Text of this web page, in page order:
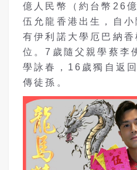
億人民幣（約台幣26
伍允龍香港出生，自
有伊利諾大學厄巴納
位。7歲隨父親學蔡李
學詠春，16歲獨自返
傳徒孫。